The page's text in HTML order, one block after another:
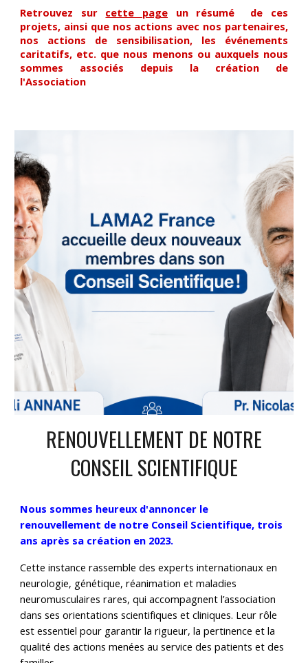
Retrouvez sur cette page un résumé de ces
projets, ainsi que nos actions avec nos partenaires,
nos actions de sensibilisation, les événements
caritatifs, etc. que nous menons ou auxquels nous
sommes associés depuis la création de
l'Association
RENOUVELLEMENT DE NOTRE
CONSEIL SCIENTIFIQUE
Nous sommes heureux d'annoncer le
renouvellement de notre Conseil Scientifique, trois
ans après sa création en 2023.
Cette instance rassemble des experts internationaux en
neurologie, génétique, réanimation et maladies
neuromusculaires rares, qui accompagnent l’association
dans ses orientations scientifiques et cliniques. Leur rôle
est essentiel pour garantir la rigueur, la pertinence et la
qualité des actions menées au service des patients et des